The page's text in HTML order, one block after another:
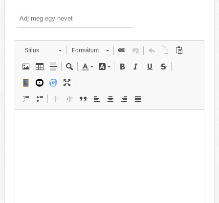
Stílus Formátum